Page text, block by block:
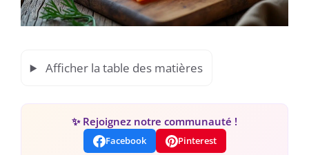
Afficher la table des matières
✨ Rejoignez notre communauté !
Facebook Pinterest